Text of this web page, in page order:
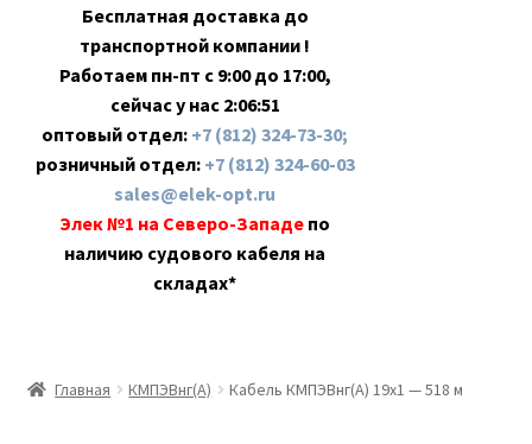
Бесплатная доставка до
транспортной компании !
Работаем пн-пт с 9:00 до 17:00,
сейчас у нас 2:06:52
оптовый отдел: +7 (812) 324-73-30;
розничный отдел: +7 (812) 324-60-03
sales@elek-opt.ru
Элек №1 на Северо-Западе по
наличию судового кабеля на
складах*
Главная КМПЭВнг(А) Кабель КМПЭВнг(А) 19х1 — 518 м